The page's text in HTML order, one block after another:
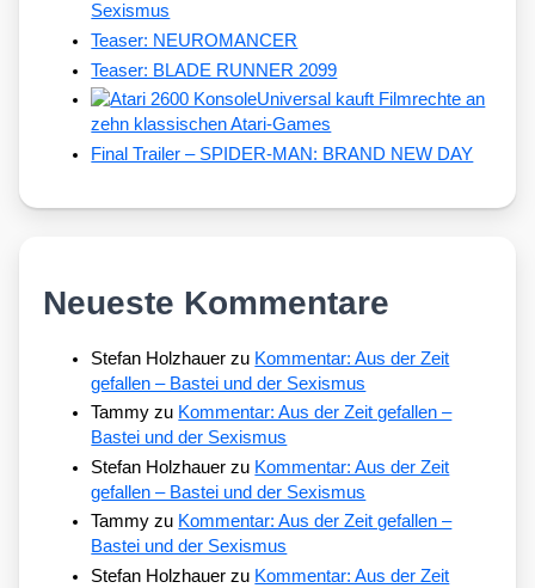
Sexismus
Teaser: NEUROMANCER
Teaser: BLADE RUNNER 2099
Universal kauft Filmrechte an
zehn klassischen Atari-Games
Final Trailer – SPIDER-MAN: BRAND NEW DAY
Neueste Kommentare
Stefan Holzhauer zu Kommentar: Aus der Zeit
gefallen – Bastei und der Sexismus
Tammy zu Kommentar: Aus der Zeit gefallen –
Bastei und der Sexismus
Stefan Holzhauer zu Kommentar: Aus der Zeit
gefallen – Bastei und der Sexismus
Tammy zu Kommentar: Aus der Zeit gefallen –
Bastei und der Sexismus
Stefan Holzhauer zu Kommentar: Aus der Zeit